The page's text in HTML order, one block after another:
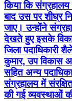
किया कि
बाद उस पर शीघ्र
जाए। उन्होंने
देखते हुए इसके
जिला पदाधिकारी
कुमार, उप विकास
सहित अन्य
संग्रहालय में
की गई व्यवस्थाओं